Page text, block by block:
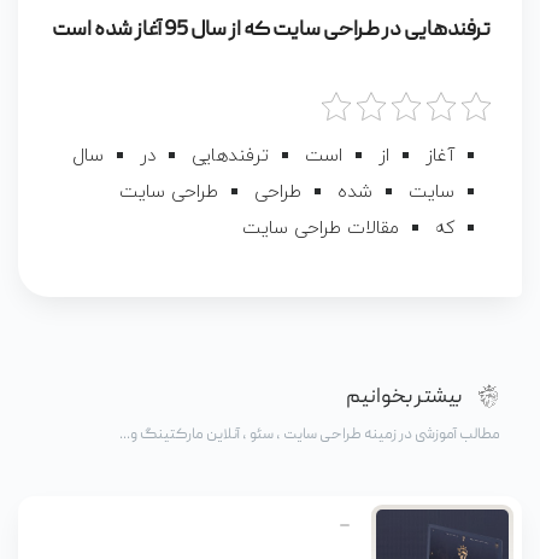
ترفندهایی در طراحی سایت که از سال 95 آغاز شده است
آغاز از است ترفندهایی در
سال
سایت
شده طراحی
طراحی سایت
که
مقالات طراحی سایت
بیشتر بخوانیم
مطالب آموزشی در زمینه طراحی سایت ، سئو ، آنلاین مارکتینگ و...